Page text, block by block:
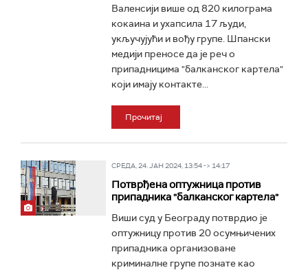
Валенсији више од 820 килограма
кокаина и ухапсила 17 људи,
укључујући и вођу групе. Шпански
медији преносе да је реч о
припадницима "балканског картела"
који имају контакте...
Прочитај
СРЕДА, 24. ЈАН 2024, 13:54 -> 14:17
Потврђена оптужница против
припадника "балканског картела"
Виши суд у Београду потврдио је
оптужницу против 20 осумњичених
припадника организоване
криминалне групе познате као